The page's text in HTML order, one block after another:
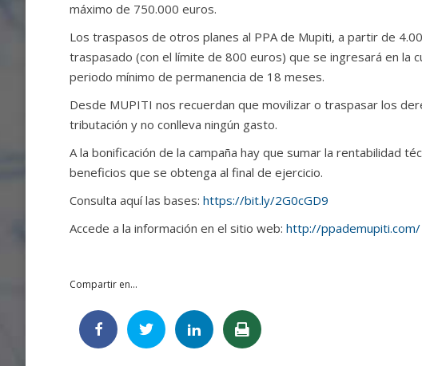
máximo de 750.000 euros.
Los traspasos de otros planes al PPA de Mupiti, a partir de
traspasado (con el límite de 800 euros) que se ingresará en la
periodo mínimo de permanencia de 18 meses.
Desde MUPITI nos recuerdan que movilizar o traspasar los
tributación y no conlleva ningún gasto.
A la bonificación de la campaña hay que sumar la rentabilidad
beneficios que se obtenga al final de ejercicio.
Consulta aquí las bases: https://bit.ly/2G0cGD9
Accede a la información en el sitio web: http://ppademupiti.com/
Compartir en...